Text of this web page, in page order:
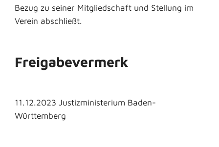
Bezug zu seiner Mitgliedschaft und Stellung im
Verein abschließt.
Freigabevermerk
11.12.2023 Justizministerium Baden-
Württemberg